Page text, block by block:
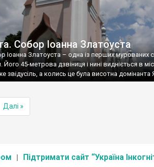
Собор Іоанна Златоуста
Іоанна Златоуста – одна із перших мурованих
Його 45-метрова дзвіниця і нині видніється в
звідусіль, а колись це була висотна домінанта
Далі »
Підтримати сайт “Україна